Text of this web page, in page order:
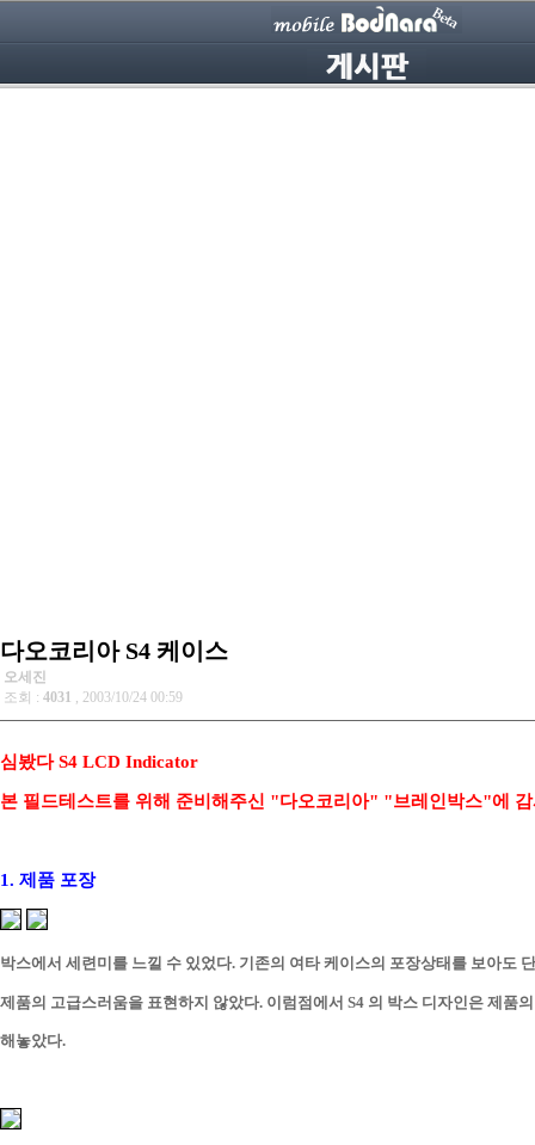
다오코리아 S4 케이스
오세진
조회 : 4031 , 2003/10/24 00:59
심봤다 S4 LCD Indicator
본 필드테스트를 위해 준비해주신 "다오코리아" "브레인박스"에
1. 제품 포장
박스에서 세련미를 느낄 수 있었다. 기존의 여타 케이스의 포장상태를 보아도
제품의 고급스러움을 표현하지 않았다. 이럼점에서 S4 의 박스 디자인은 제품
해놓았다.